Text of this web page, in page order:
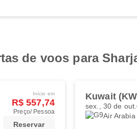
de voos para
Início em
R$ 557,74
Preço/ Pessoa
Reservar
Kuwait
sex., 30 de out.
Air Arabia